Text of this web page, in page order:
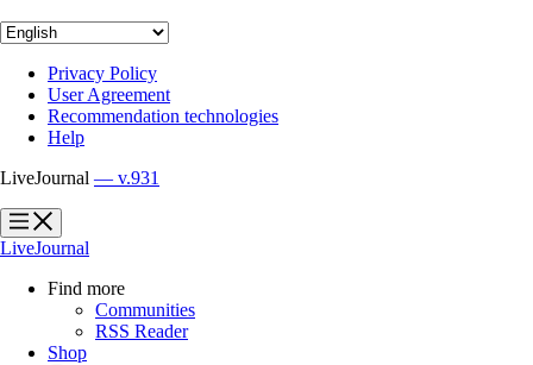
Privacy Policy
User Agreement
Recommendation technologies
Help
LiveJournal — v.931
?
?
LiveJournal
Find more
Communities
RSS Reader
Shop